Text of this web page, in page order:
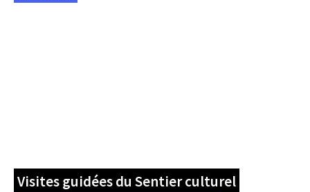
Visites guidées du Sentier culturel